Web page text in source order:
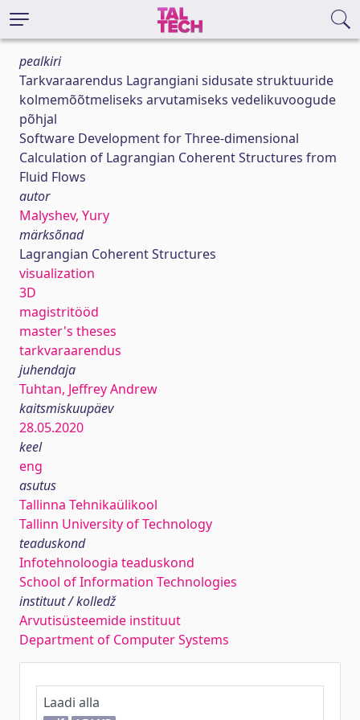
pealkiri
Tarkvaraarendus Lagrangiani sidusate struktuuride
kolmemõõtmeliseks arvutamiseks vedelikuvoogude
põhjal
Software Development for Three-dimensional
Calculation of Lagrangian Coherent Structures from
Fluid Flows
autor
Malyshev, Yury
märksõnad
Lagrangian Coherent Structures
visualization
3D
magistritööd
master's theses
tarkvaraarendus
juhendaja
Tuhtan, Jeffrey Andrew
kaitsmiskuupäev
28.05.2020
keel
eng
asutus
Tallinna Tehnikaülikool
Tallinn University of Technology
teaduskond
Infotehnoloogia teaduskond
School of Information Technologies
instituut / kolledž
Arvutisüsteemide instituut
Department of Computer Systems
Laadi alla